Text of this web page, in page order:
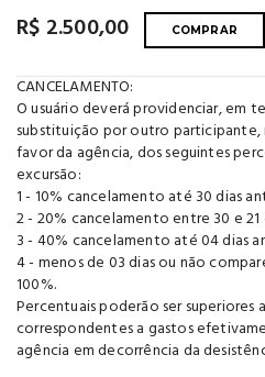
R$ 2.500,00 COMPRAR
CANCELAMENTO:
O usuário deverá providenciar, em
substituição por outro participante,
favor da agência, dos seguintes
excursão:
1 - 10% cancelamento até 30 dias
2 - 20% cancelamento entre 30 e 21
3 - 40% cancelamento até 04 dias
4 - menos de 03 dias ou não
100%.
Percentuais poderão ser superiores
correspondentes a gastos
agência em decorrência da